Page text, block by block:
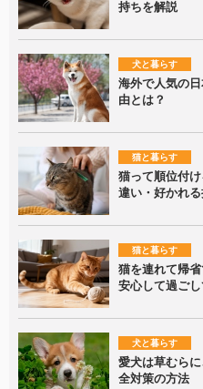
持ちを解説
犬と暮らす
海外で人気の
由とは？
猫と暮らす
猫って順位付
違い・好かれ
猫と暮らす
猫を連れて帰
安心して過ご
犬と暮らす
愛犬は草むら
全対策の方法